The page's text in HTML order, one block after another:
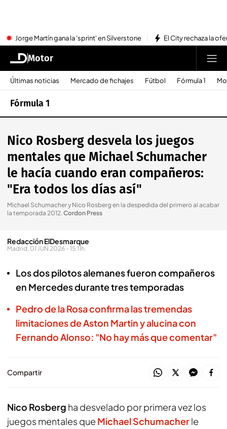
Jorge Martín gana la 'sprint' en Silverstone El City rechaza la
Motor
Últimas noticias Mercado de fichajes Fútbol Fórmula 1
Fórmula 1
Nico Rosberg desvela los juegos
mentales que Michael Schumacher
le hacía cuando eran compañeros:
"Era todos los días así"
Michael Schumacher y Nico Rosberg en la despedida del primero al acabar
la temporada 2012.Cordon Press
Redacción ElDesmarque
Madrid, 01 JUN 2026 - 15:11h.
Los dos pilotos alemanes fueron compañeros
en Mercedes durante tres temporadas
Pedro de la Rosa confirma las tremendas
limitaciones de Aston Martin y alucina con
Fernando Alonso: "No hay más que comentar"
Compartir
Nico Rosberg ha desvelado por primera vez los
juegos mentales que Michael Schumacherle